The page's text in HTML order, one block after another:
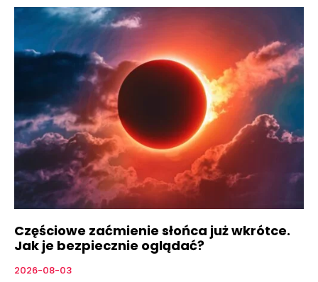
Częściowe zaćmienie słońca już wkrótce.
Jak je bezpiecznie oglądać?
2026-08-03